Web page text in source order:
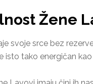
Žene
svoje srce bez
isto tako energičan kao